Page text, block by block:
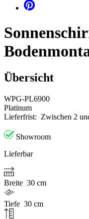
Übersicht
WPG-PL6900
Platinum
Lieferfrist: Zwischen 2
Showroom
Lieferbar
Breite 30 cm
Tiefe 30 cm